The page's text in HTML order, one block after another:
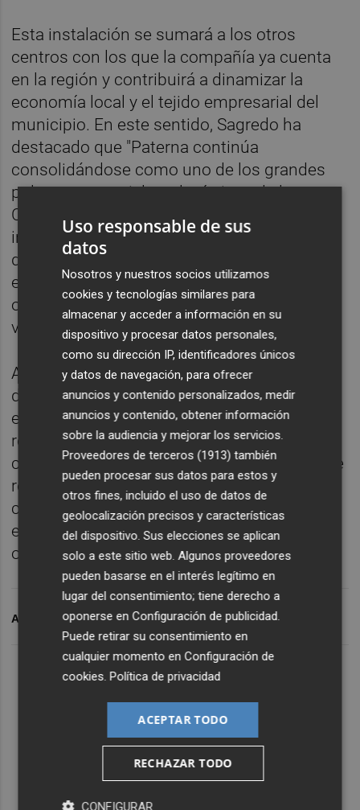
Esta instalación se sumará a los otros
centros con los que la compañía ya cuenta
en la región y contribuirá a dinamizar la
economía local y el tejido empresarial del
municipio. En este sentido, Sagredo ha
destacado que "Paterna continúa
consolidándose como uno de los grandes
polos empresariales y logísticos de la
Comunitat Valenciana, capaz de atraer
inversiones de compañías internacionales
de primer nivel como Amazon, que generan
empleo, actividad económica y nuevas
oportunidades laborales para nuestros
vecinos y vecinas".
Asimismo, ha recordado que Paterna es uno
de los municipios líderes de creación de
empleo de la provincia de Valencia,
registrando una media cercana a los 3.500
contratos mensuales, "unos indicadores que
reflejan el dinamismo económico de la
ciudad y la fortaleza de sus áreas
empresariales como motor de
oportunidades, innovación e inversión".
ARCHIVADO EN PATERNA AMAZON
Uso responsable de sus
datos
Nosotros y nuestros socios utilizamos
cookies y tecnologías similares para
almacenar y acceder a información en su
dispositivo y procesar datos personales,
como su dirección IP, identificadores únicos
y datos de navegación, para ofrecer
anuncios y contenido personalizados, medir
anuncios y contenido, obtener información
sobre la audiencia y mejorar los servicios.
Proveedores de terceros (1913) también
pueden procesar sus datos para estos y
otros fines, incluido el uso de datos de
geolocalización precisos y características
del dispositivo. Sus elecciones se aplican
solo a este sitio web. Algunos proveedores
pueden basarse en el interés legítimo en
lugar del consentimiento; tiene derecho a
oponerse enConfiguración de publicidad
Puede retirar su consentimiento en
cualquier momento enConfiguración de
cookies .Política de privacidad
ACEPTAR TODO
RECHAZAR TODO
CONFIGURAR